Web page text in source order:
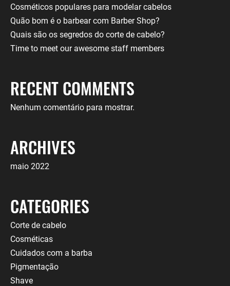
Cosméticos populares para modelar cabelos
Quão bom é o barbear com Barber Shop?
Quais são os segredos do corte de cabelo?
Time to meet our awesome staff members
RECENT COMMENTS
Nenhum comentário para mostrar.
ARCHIVES
maio 2022
CATEGORIES
Corte de cabelo
Cosméticas
Cuidados com a barba
Pigmentação
Shave